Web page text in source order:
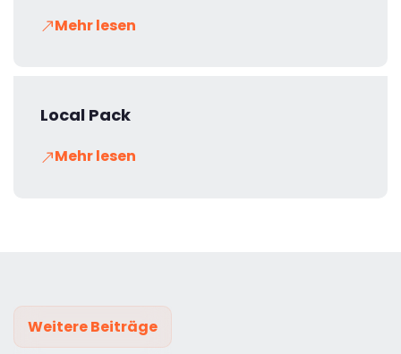
Mehr lesen
Local Pack
Mehr lesen
Weitere Beiträge